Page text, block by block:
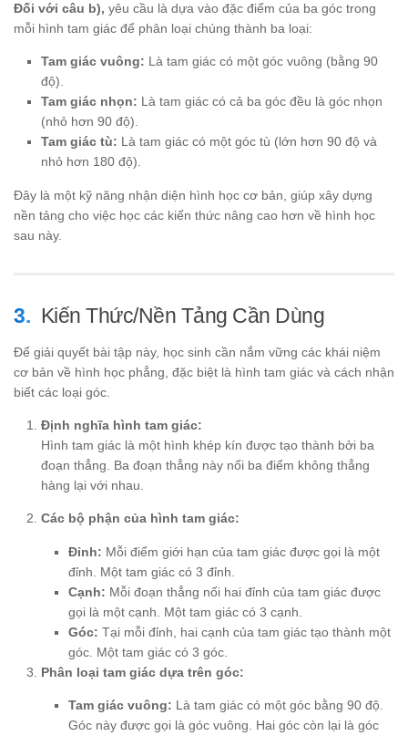
Đối với câu b), yêu cầu là dựa vào đặc điểm của ba góc trong
mỗi hình tam giác để phân loại chúng thành ba loại:
Tam giác vuông: Là tam giác có một góc vuông (bằng 90
độ).
Tam giác nhọn: Là tam giác có cả ba góc đều là góc nhọn
(nhỏ hơn 90 độ).
Tam giác tù: Là tam giác có một góc tù (lớn hơn 90 độ và
nhỏ hơn 180 độ).
Đây là một kỹ năng nhận diện hình học cơ bản, giúp xây dựng
nền tảng cho việc học các kiến thức nâng cao hơn về hình học
sau này.
Kiến Thức/Nền Tảng Cần Dùng
Để giải quyết bài tập này, học sinh cần nắm vững các khái niệm
cơ bản về hình học phẳng, đặc biệt là hình tam giác và cách nhận
biết các loại góc.
Định nghĩa hình tam giác:
Hình tam giác là một hình khép kín được tạo thành bởi ba
đoạn thẳng. Ba đoạn thẳng này nối ba điểm không thẳng
hàng lại với nhau.
Các bộ phận của hình tam giác:
Đỉnh: Mỗi điểm giới hạn của tam giác được gọi là một
đỉnh. Một tam giác có 3 đỉnh.
Cạnh: Mỗi đoạn thẳng nối hai đỉnh của tam giác được
gọi là một cạnh. Một tam giác có 3 cạnh.
Góc: Tại mỗi đỉnh, hai cạnh của tam giác tạo thành một
góc. Một tam giác có 3 góc.
Phân loại tam giác dựa trên góc:
Tam giác vuông: Là tam giác có một góc bằng 90 độ.
Góc này được gọi là góc vuông. Hai góc còn lại là góc